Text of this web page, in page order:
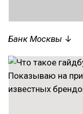
Банк Москвы ↓